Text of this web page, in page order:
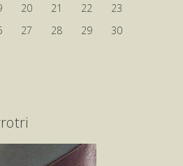
20 21 22
23
27 28 29
30